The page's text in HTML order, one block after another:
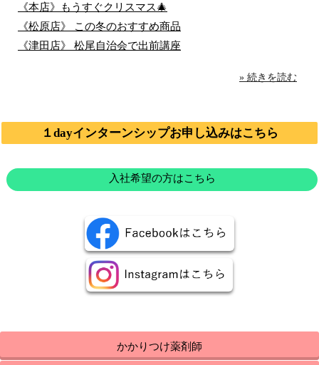
《本店》もうすぐクリスマス🎄
《松原店》 この冬のおすすめ商品
《津田店》 松尾自治会で出前講座
» 続きを読む
１dayインターンシップお申し込みはこちら
入社希望の方はこちら
かかりつけ薬剤師